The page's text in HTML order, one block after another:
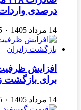
درصدی
14 مرداد 1405 ۰
افزایش
برای بازگشت
14 مرداد 1405 ۰